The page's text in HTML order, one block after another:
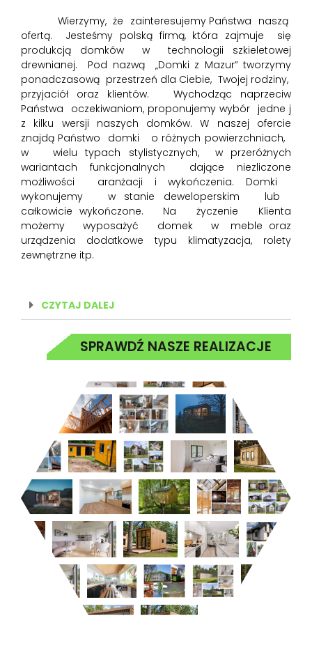
Wierzymy, że zainteresujemy Państwa naszą
ofertą. Jesteśmy polską firmą, która zajmuje się
produkcją domków w technologii szkieletowej
drewnianej. Pod nazwą „Domki z Mazur” tworzymy
ponadczasową przestrzeń dla Ciebie, Twojej rodziny,
przyjaciół oraz klientów. Wychodząc naprzeciw
Państwa oczekiwaniom, proponujemy wybór jedne j
z kilku wersji naszych domków. W naszej ofercie
znajdą Państwo domki o różnych powierzchniach,
w wielu typach stylistycznych, w przeróżnych
wariantach funkcjonalnych dające niezliczone
możliwości aranżacji i wykończenia. Domki
wykonujemy w stanie deweloperskim lub
całkowicie wykończone. Na życzenie Klienta
możemy wyposażyć domek w meble oraz
urządzenia dodatkowe typu klimatyzacja, rolety
zewnętrzne itp.
CZYTAJ DALEJ
SPRAWDŹ NASZE REALIZACJE